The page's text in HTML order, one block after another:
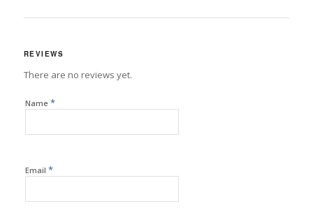
REVIEWS
There are no reviews yet.
Name *
Email *